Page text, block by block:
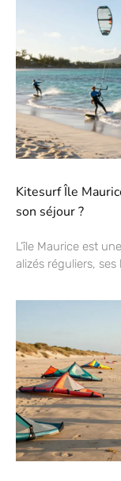
Kitesurf Île
son séjour ?
L’île Maurice est
alizés réguliers,